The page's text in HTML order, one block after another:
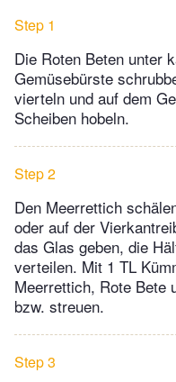
Step 1
Die Roten Beten unter
Gemüsebürste
vierteln und auf dem
Scheiben hobeln.
Step 2
Den Meerrettich
oder auf der
das Glas geben, die
verteilen. Mit 1 TL
Meerrettich, Rote Bete
bzw. streuen.
Step 3